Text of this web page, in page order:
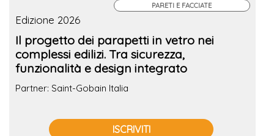
PARETI E FACCIATE
Edizione 2026
Il progetto dei parapetti in vetro nei
complessi edilizi. Tra sicurezza,
funzionalità e design integrato
Partner: Saint-Gobain Italia
ISCRIVITI